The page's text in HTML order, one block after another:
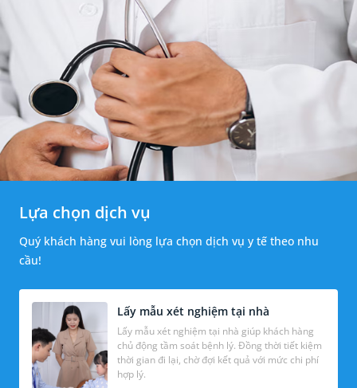
Lựa chọn dịch vụ
Quý khách hàng vui lòng lựa chọn dịch vụ y tế theo nhu
cầu!
Lấy mẫu xét nghiệm tại nhà
Lấy mẫu xét nghiệm tại nhà giúp khách hàng
chủ động tầm soát bệnh lý. Đồng thời tiết kiệm
thời gian đi lại, chờ đợi kết quả với mức chi phí
hợp lý.